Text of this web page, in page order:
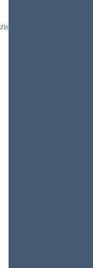
4.0 Italia.